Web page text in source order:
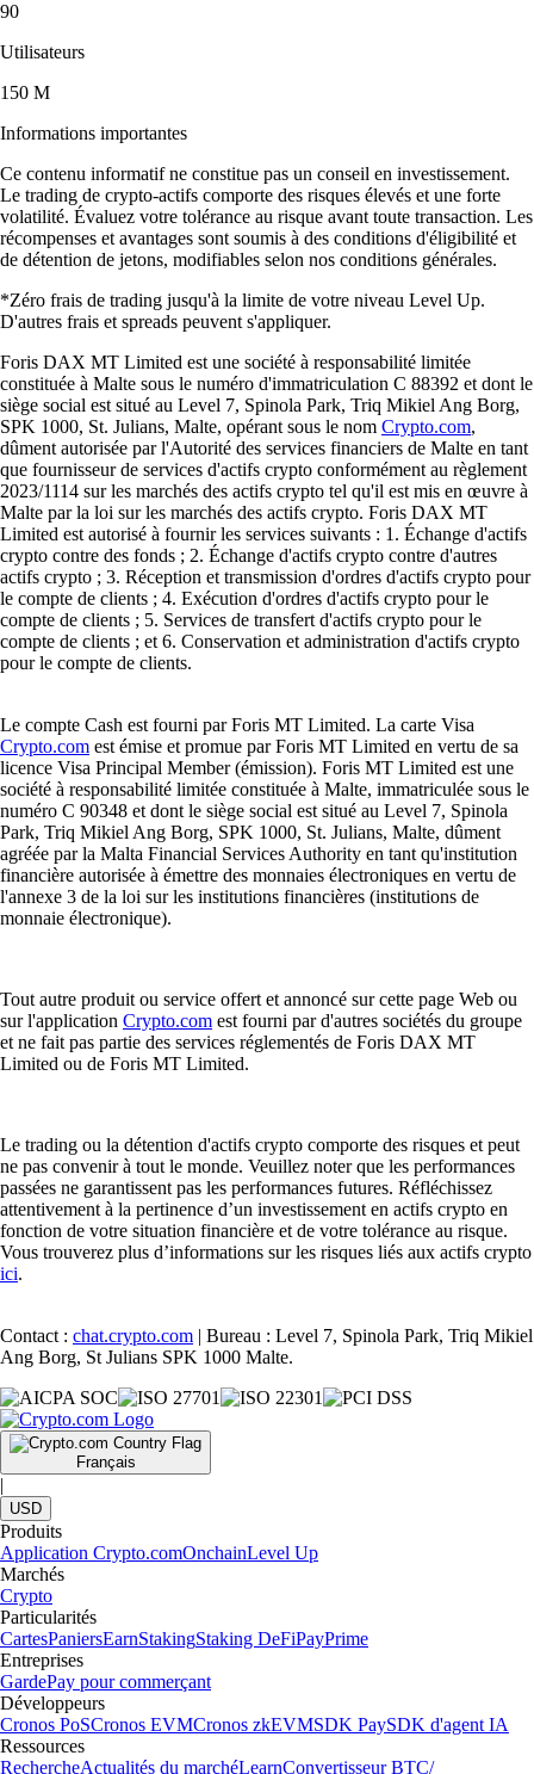
90
Utilisateurs
150 M
Informations importantes
Ce contenu informatif ne constitue pas un conseil en investissement.
Le trading de crypto-actifs comporte des risques élevés et une forte
volatilité. Évaluez votre tolérance au risque avant toute transaction. Les
récompenses et avantages sont soumis à des conditions d'éligibilité et
de détention de jetons, modifiables selon nos conditions générales.
*Zéro frais de trading jusqu'à la limite de votre niveau Level Up.
D'autres frais et spreads peuvent s'appliquer.
Foris DAX MT Limited est une société à responsabilité limitée
constituée à Malte sous le numéro d'immatriculation C 88392 et dont le
siège social est situé au Level 7, Spinola Park, Triq Mikiel Ang Borg,
SPK 1000, St. Julians, Malte, opérant sous le nom Crypto.com,
dûment autorisée par l'Autorité des services financiers de Malte en tant
que fournisseur de services d'actifs crypto conformément au règlement
2023/1114 sur les marchés des actifs crypto tel qu'il est mis en œuvre à
Malte par la loi sur les marchés des actifs crypto. Foris DAX MT
Limited est autorisé à fournir les services suivants : 1. Échange d'actifs
crypto contre des fonds ; 2. Échange d'actifs crypto contre d'autres
actifs crypto ; 3. Réception et transmission d'ordres d'actifs crypto pour
le compte de clients ; 4. Exécution d'ordres d'actifs crypto pour le
compte de clients ; 5. Services de transfert d'actifs crypto pour le
compte de clients ; et 6. Conservation et administration d'actifs crypto
pour le compte de clients.
Le compte Cash est fourni par Foris MT Limited. La carte Visa
Crypto.com est émise et promue par Foris MT Limited en vertu de sa
licence Visa Principal Member (émission). Foris MT Limited est une
société à responsabilité limitée constituée à Malte, immatriculée sous le
numéro C 90348 et dont le siège social est situé au Level 7, Spinola
Park, Triq Mikiel Ang Borg, SPK 1000, St. Julians, Malte, dûment
agréée par la Malta Financial Services Authority en tant qu'institution
financière autorisée à émettre des monnaies électroniques en vertu de
l'annexe 3 de la loi sur les institutions financières (institutions de
monnaie électronique).
Tout autre produit ou service offert et annoncé sur cette page Web ou
sur l'application Crypto.com est fourni par d'autres sociétés du groupe
et ne fait pas partie des services réglementés de Foris DAX MT
Limited ou de Foris MT Limited.
Le trading ou la détention d'actifs crypto comporte des risques et peut
ne pas convenir à tout le monde. Veuillez noter que les performances
passées ne garantissent pas les performances futures. Réfléchissez
attentivement à la pertinence d’un investissement en actifs crypto en
fonction de votre situation financière et de votre tolérance au risque.
Vous trouverez plus d’informations sur les risques liés aux actifs crypto
ici.
Contact : chat.crypto.com | Bureau : Level 7, Spinola Park, Triq Mikiel
Ang Borg, St Julians SPK 1000 Malte.
Français
|
USD
Produits
Application Crypto.comOnchainLevel Up
Marchés
Crypto
Particularités
CartesPaniersEarnStakingStaking DeFiPayPrime
Entreprises
GardePay pour commerçant
Développeurs
Cronos PoSCronos EVMCronos zkEVMSDK PaySDK d'agent IA
Ressources
RechercheActualités du marchéLearnConvertisseur BTC/